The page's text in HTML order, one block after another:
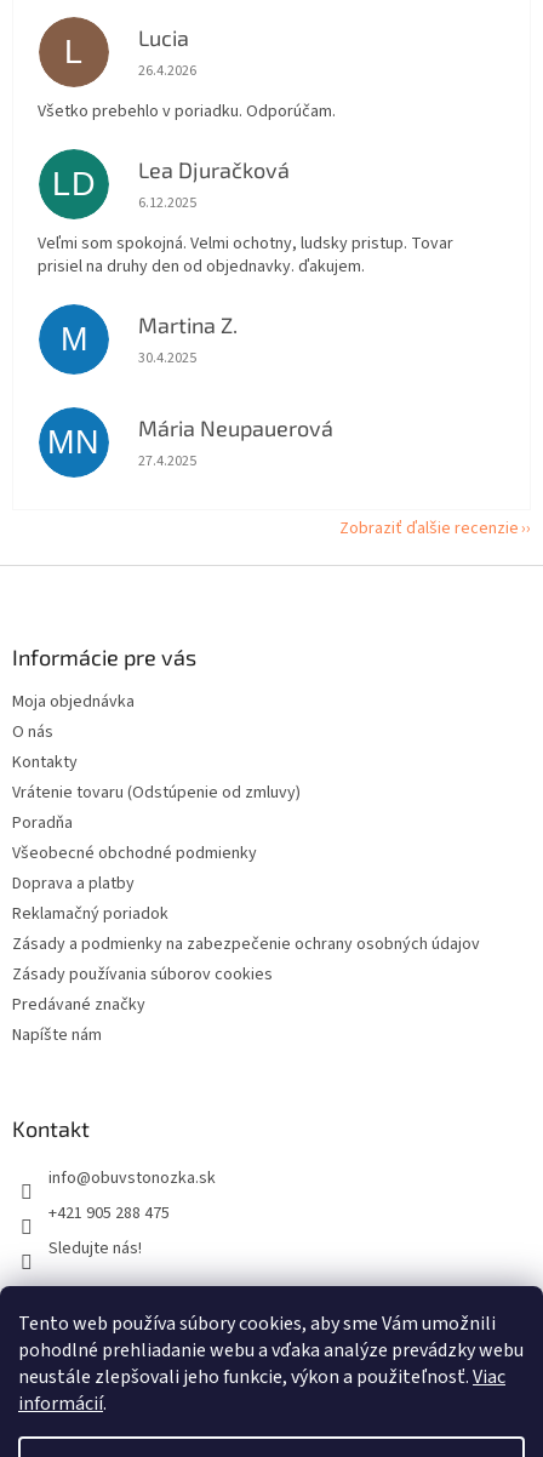
Tento web používa súbory cookies, aby sme Vám umožnili
pohodlné prehliadanie webu a vďaka analýze prevádzky webu
neustále zlepšovali jeho funkcie, výkon a použiteľnosť.Viac
informácií.
L Lucia
Hodnotenie obchodu je 5 z 5 hviezdičiek.
26.4.2026
Všetko prebehlo v poriadku. Odporúčam.
LD Lea Djuračková
Hodnotenie obchodu je 5 z 5 hviezdičiek.
6.12.2025
Veľmi som spokojná. Velmi ochotny, ludsky pristup. Tovar
prisiel na druhy den od objednavky. ďakujem.
M Martina Z.
Hodnotenie obchodu je 5 z 5 hviezdičiek.
30.4.2025
MN Mária Neupauerová
Hodnotenie obchodu je 5 z 5 hviezdičiek.
27.4.2025
Zobraziť ďalšie recenzie
Informácie pre vás
Moja objednávka
O nás
Kontakty
Vrátenie tovaru (Odstúpenie od zmluvy)
Poradňa
Všeobecné obchodné podmienky
Doprava a platby
Reklamačný poriadok
Zásady a podmienky na zabezpečenie ochrany osobných údajov
Zásady používania súborov cookies
Predávané značky
Napíšte nám
Kontakt
info@obuvstonozka.sk
+421 905 288 475
Sledujte nás!
Facebook
Vytvoril Shoptet